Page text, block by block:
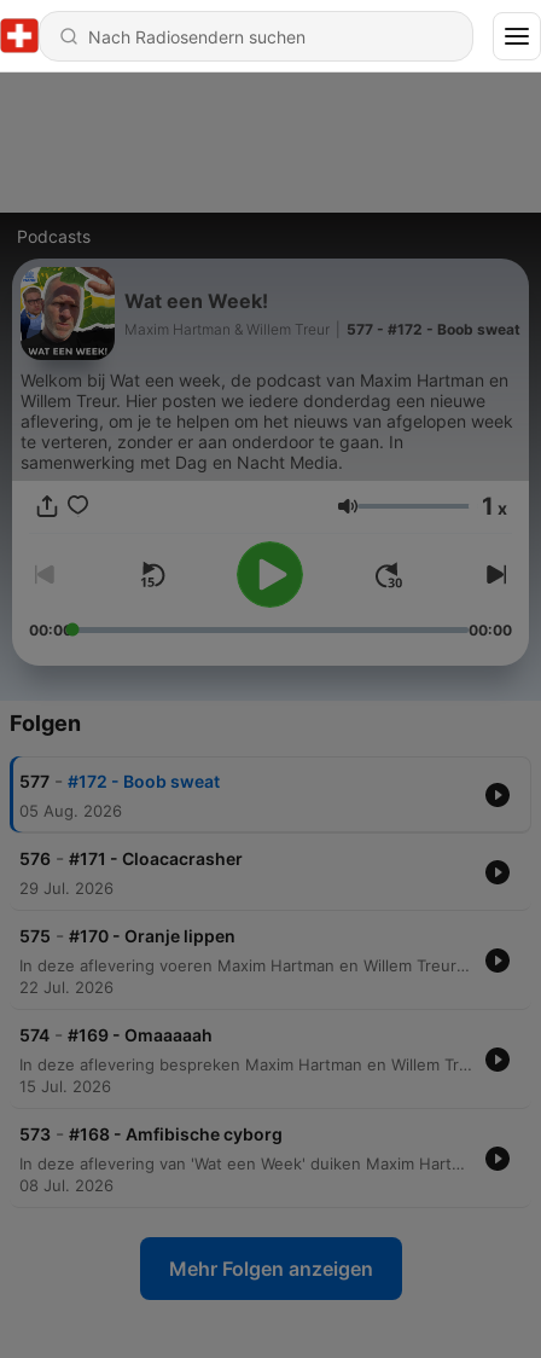
Podcasts
Wat een Week!
Maxim Hartman & Willem Treur 577 - #172 - Boob sweat
Welkom bij Wat een week, de podcast van Maxim Hartman en
Willem Treur. Hier posten we iedere donderdag een nieuwe
aflevering, om je te helpen om het nieuws van afgelopen week
te verteren, zonder er aan onderdoor te gaan. In
samenwerking met Dag en Nacht Media.
Lautstärke 1 x
00:00 00:00
Folgen
577 - #172 - Boob sweat
05 Aug. 2026
576 - #171 - Cloacacrasher
29 Jul. 2026
575 - #170 - Oranje lippen
In deze aflevering voeren Maxim Hartman en Willem Treur een chaotische discussie over uiteenlopende onderwerpen, variërend van persoonlijke verzorging en absurde methoden om van een bril af te komen tot de recente visuele verschijning van Madonna. De gesprekken raken ook aan controversiële thema's zoals de seksualisering van vrouwelijke atleten in sportuitzendingen en de impact van bezuinigingen op de Nederlandse cultuursector. Daarnaast bespreken de presentatoren diverse maatschappelijke en wetenschappelijke fenomenen, waaronder de toename van meldingen over verwarde mensen in Nederland, een bizar nieuwsfeit over een python in een bh, en de ontdekking van een nieuwe apensoort in Congo. De aflevering sluit af met innovaties zoals een zonne-energie ambulance ontwikkeld door de TU Eindhoven.
22 Jul. 2026
574 - #169 - Omaaaaah
In deze aflevering bespreken Maxim Hartman en Willem Treur een breed scala aan bizarre nieuwsberichten en persoonlijke anekdotes. Van juridische zaken over verkeersboetes en tegenstrijdige politieadviezen tot de diefstal van 20.000 kilo Emmentaler kaas en een Belgische oma die per ongeluk het verkeerde kind meeneemt. Daarnaast duiken de hosts in diverse onderwerpen, variërend van politieke geschenken van Erdogan en incidenten in Ryanair-vluchten tot psychologische concepten zoals 'co-rumineren' en de impact van satellietreflectie op onze natuurlijke ritmes.
15 Jul. 2026
573 - #168 - Amfibische cyborg
In deze aflevering van 'Wat een Week' duiken Maxim Hartman en Willem Treur in een breed scala aan uiteenlopende onderwerpen. Van ongemakkelijke toiletervaringen en de spanning van sportwedstrijden tot de gevaren van rabies en de impact van inteelt bij het Friese paard. Daarnaast bespreken de presentatoren de sociale druk van bekendheid, de geschiedenis van petanque, en wetenschappelijke fenomenen zoals amfibische cyborg-insecten en het ontstaan van eeneiige vierlingen. De aflevering sluit af met een informele discussie over eetgewoonten en de kans op meerlingen.
08 Jul. 2026
Mehr Folgen anzeigen